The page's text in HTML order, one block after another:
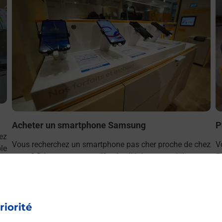
Acheter un smartphone Samsung
Vous recherchez un smartphone pas cher proche de chez
vous ? Découvrez notre offre de téléphones mobiles
En savoir plus